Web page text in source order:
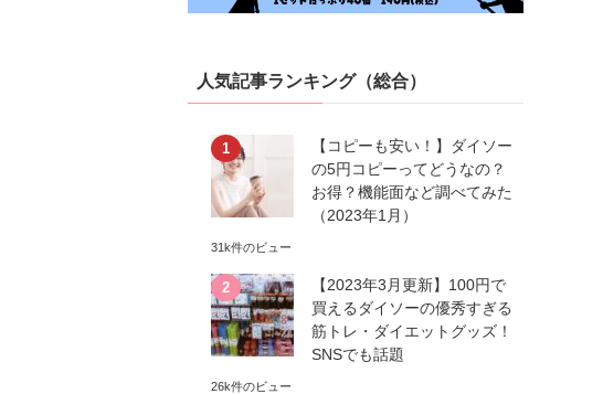
人気記事ランキング（総合）
【コピーも安い！】ダイソー
の5円コピーってどうなの？
お得？機能面など調べてみた
（2023年1月）
31k件のビュー
【2023年3月更新】100円で
買えるダイソーの優秀すぎる
筋トレ・ダイエットグッズ！
SNSでも話題
26k件のビュー